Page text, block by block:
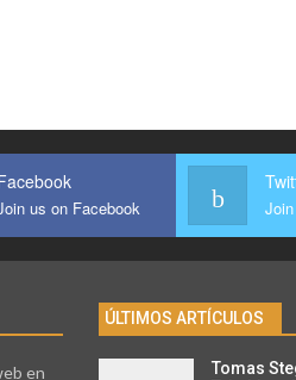
us on Facebook
en
ÚLTIMOS ARTÍCULOS
Tomas